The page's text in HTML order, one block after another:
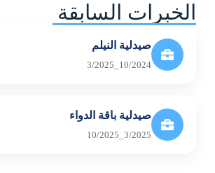
الخبرات السابقة
صيدلية النيلم
10/2024_3/2025
صيدلية باقة الدواء
3/2025_10/2025